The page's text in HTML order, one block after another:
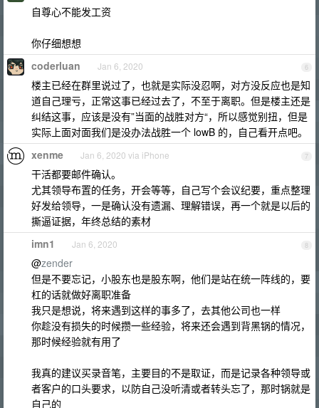
自尊心不能发工资
你仔细想想
6
coderluan Jan 6, 2020
楼主已经在群里说过了，也就是实际没忍啊，对方没反应也是知
道自己理亏，正常这事已经过去了，不至于离职。但是楼主还是
纠结这事，应该是没有”当面的战胜对方“，所以感觉别扭，但是
实际上面对面我们是没办法战胜一个 lowB 的，自己看开点吧。
7
xenme Jan 6, 2020 via iPhone
干活都要邮件确认。
尤其领导布置的任务，开会等等，自己写个会议纪要，重点整理
好发给领导，一是确认没有遗漏、理解错误，再一个就是以后的
撕逼证据，年终总结的素材
8
imn1 Jan 6, 2020
@zender
但是不要忘记，小股东也是股东啊，他们是站在统一阵线的，要
杠的话就做好离职准备
我只是想说，将来遇到这样的事多了，去其他公司也一样
你趁没有损失的时候攒一些经验，将来还会遇到背黑锅的情况，
那时候经验就有用了
我真的建议买录音笔，主要目的不是取证，而是记录各种领导或
者客户的口头要求，以防自己没听清或者转头忘了，那时锅就是
自己的